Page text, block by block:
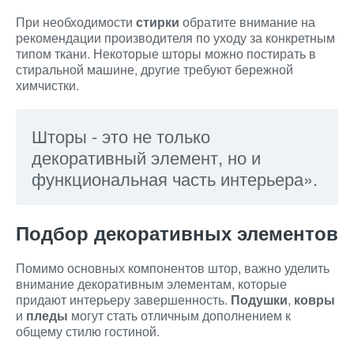
При необходимости стирки обратите внимание на
рекомендации производителя по уходу за конкретным
типом ткани. Некоторые шторы можно постирать в
стиральной машине, другие требуют бережной
химчистки.
Шторы - это не только
декоративный элемент, но и
функциональная часть интерьера».
Подбор декоративных элементов
Помимо основных компонентов штор, важно уделить
внимание декоративным элементам, которые
придают интерьеру завершенность. Подушки, ковры
и пледы могут стать отличным дополнением к
общему стилю гостиной.